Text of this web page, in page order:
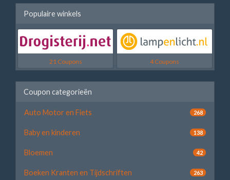
Populaire winkels
21 Coupons 4 Coupons
Coupon categorieën
Auto Motor en Fiets 268
Baby en kinderen 138
Bloemen 42
Boeken Kranten en Tijdschriften 263